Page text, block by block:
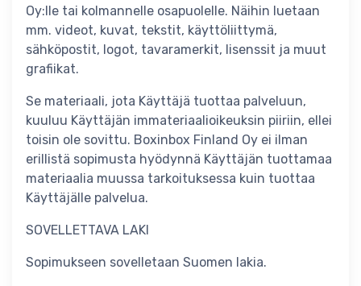
Oy:lle tai kolmannelle osapuolelle. Näihin luetaan
mm. videot, kuvat, tekstit, käyttöliittymä,
sähköpostit, logot, tavaramerkit, lisenssit ja muut
grafiikat.
Se materiaali, jota Käyttäjä tuottaa palveluun,
kuuluu Käyttäjän immateriaalioikeuksin piiriin, ellei
toisin ole sovittu. Boxinbox Finland Oy ei ilman
erillistä sopimusta hyödynnä Käyttäjän tuottamaa
materiaalia muussa tarkoituksessa kuin tuottaa
Käyttäjälle palvelua.
SOVELLETTAVA LAKI
Sopimukseen sovelletaan Suomen lakia.